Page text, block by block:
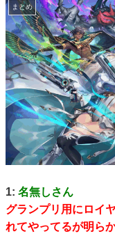
まとめ
1: 名無しさん
グランプリ用にロイ
れてやってるが明ら